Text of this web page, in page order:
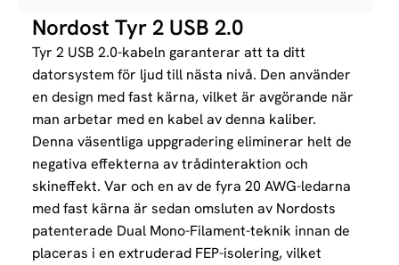
Nordost Tyr 2 USB 2.0
Tyr 2 USB 2.0-kabeln garanterar att ta ditt
datorsystem för ljud till nästa nivå. Den använder
en design med fast kärna, vilket är avgörande när
man arbetar med en kabel av denna kaliber.
Denna väsentliga uppgradering eliminerar helt de
negativa effekterna av trådinteraktion och
skineffekt. Var och en av de fyra 20 AWG-ledarna
med fast kärna är sedan omsluten av Nordosts
patenterade Dual Mono-Filament-teknik innan de
placeras i en extruderad FEP-isolering, vilket